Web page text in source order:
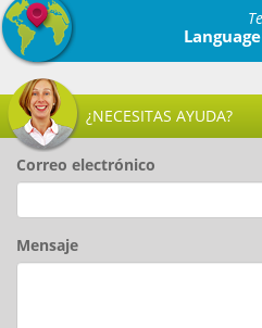
¿NECESITAS AYUDA?
Correo electrónico
Mensaje